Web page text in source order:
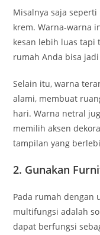
Misalnya saja
krem. Warna-warna
kesan lebih luas tapi
rumah Anda bisa
Selain itu, warna
alami, membuat
hari. Warna netral
memilih aksen
tampilan yang
2. Gunakan
Pada rumah dengan
multifungsi adalah
dapat berfungsi